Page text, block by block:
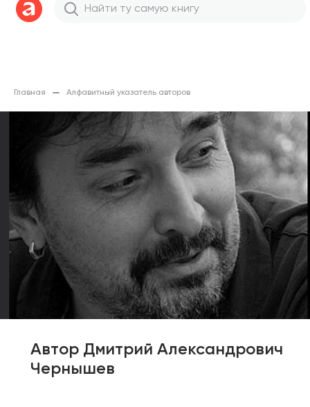
Главная Алфавитный указатель авторов
Автор Дмитрий Александрович
Чернышев